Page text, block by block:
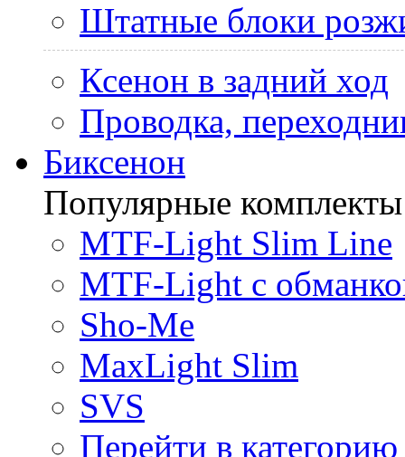
Штатные блоки
Ксенон в задний ход
Проводка,
Биксенон
Популярные комплекты
MTF-Light Slim Line
MTF-Light с
Sho-Me
MaxLight Slim
SVS
Перейти в категорию